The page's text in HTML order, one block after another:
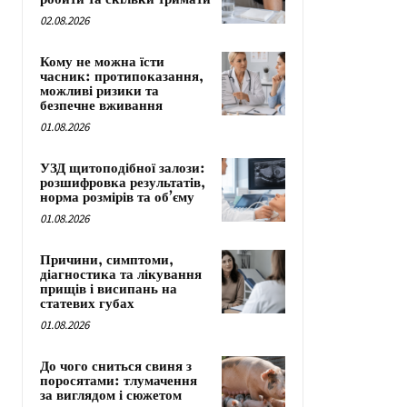
02.08.2026
Кому не можна їсти
часник: протипоказання,
можливі ризики та
безпечне вживання
01.08.2026
УЗД щитоподібної залози:
розшифровка результатів,
норма розмірів та об’єму
01.08.2026
Причини, симптоми,
діагностика та лікування
прищів і висипань на
статевих губах
01.08.2026
До чого сниться свиня з
поросятами: тлумачення
за виглядом і сюжетом